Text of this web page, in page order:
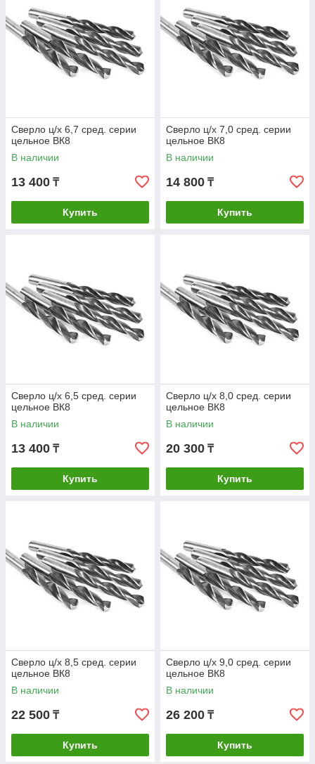
Сверло ц/х 6,7 сред. серии
цельное ВК8
В наличии
13 400 ₸
Купить
Сверло ц/х 7,0 сред. серии
цельное ВК8
В наличии
14 800 ₸
Купить
Сверло ц/х 6,5 сред. серии
цельное ВК8
В наличии
13 400 ₸
Купить
Сверло ц/х 8,0 сред. серии
цельное ВК8
В наличии
20 300 ₸
Купить
Сверло ц/х 8,5 сред. серии
цельное ВК8
В наличии
22 500 ₸
Купить
Сверло ц/х 9,0 сред. серии
цельное ВК8
В наличии
26 200 ₸
Купить